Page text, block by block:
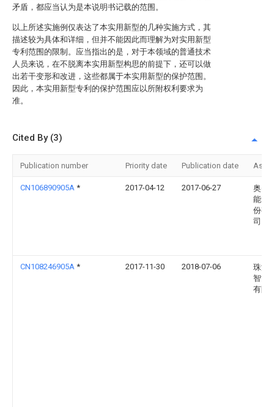
矛盾，都应当认为是本说明书记载的范围。
以上所述实施例仅表达了本实用新型的几种实施方式，其
描述较为具体和详细，但并不能因此而理解为对实用新型
专利范围的限制。应当指出的是，对于本领域的普通技术
人员来说，在不脱离本实用新型构思的前提下，还可以做
出若干变形和改进，这些都属于本实用新型的保护范围。
因此，本实用新型专利的保护范围应以所附权利要求为
准。
Cited By (3)
Publication number Priority date Publication date
CN106890905A * 2017-04-12 2017-06-27
奥美
能装
份有
司
CN108246905A * 2017-11-30 2018-07-06
珠海
智能
有限